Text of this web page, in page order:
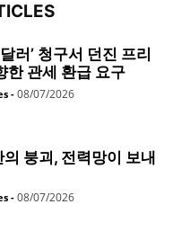
러’ 청구서 던진 프리
한 관세 환급 요구
- 08/07/2026
붕괴, 전력망이 보내
- 08/07/2026